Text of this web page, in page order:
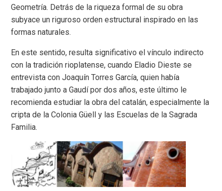
Geometría. Detrás de la riqueza formal de su obra
subyace un riguroso orden estructural inspirado en las
formas naturales.
En este sentido, resulta significativo el vínculo indirecto
con la tradición rioplatense, cuando Eladio Dieste se
entrevista con Joaquín Torres García, quien había
trabajado junto a Gaudí por dos años, este último le
recomienda estudiar la obra del catalán, especialmente la
cripta de la Colonia Güell y las Escuelas de la Sagrada
Familia.